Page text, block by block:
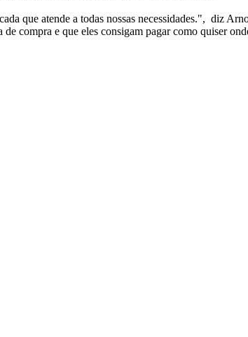
que atende a todas nossas necessidades.", diz
compra e que eles consigam pagar como quiser